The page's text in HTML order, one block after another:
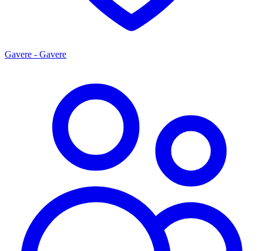
Gavere - Gavere